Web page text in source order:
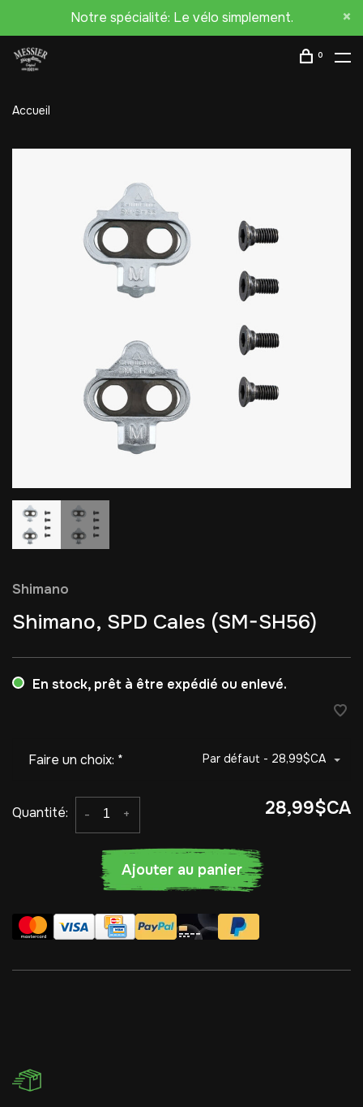
Notre spécialité: Le vélo simplement.
0
Accueil
Shimano
Shimano, SPD Cales (SM-SH56)
En stock, prêt à être expédié ou enlevé.
Faire un choix: * Par défaut - 28,99$CA
Quantité: +
- 28,99$CA
Ajouter au panier